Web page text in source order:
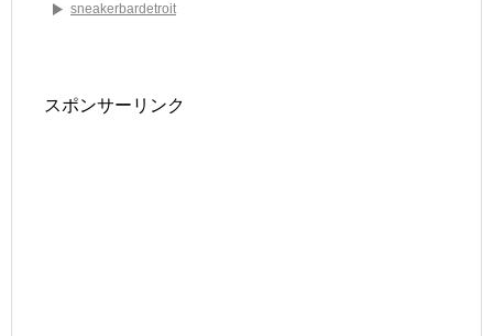
sneakerbardetroit
スポンサーリンク